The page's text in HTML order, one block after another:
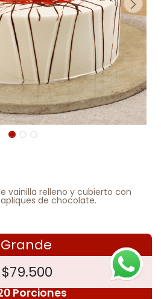
vainilla relleno y cubierto con
de chocolate.
Grande
$79.500
Porciones